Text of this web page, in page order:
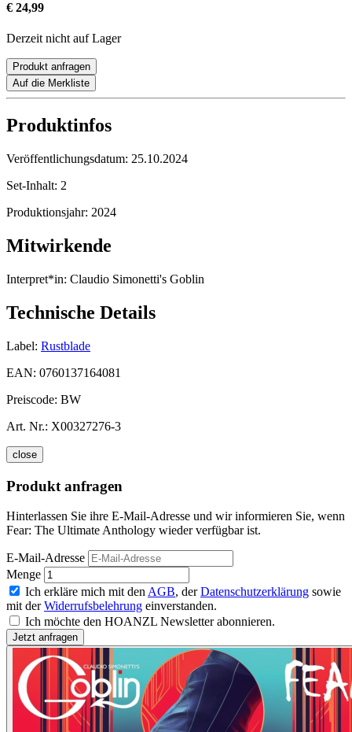
€ 24,99
Derzeit nicht auf Lager
Produkt anfragen
Auf die Merkliste
Produktinfos
Veröffentlichungsdatum: 25.10.2024
Set-Inhalt: 2
Produktionsjahr: 2024
Mitwirkende
Interpret*in: Claudio Simonetti's Goblin
Technische Details
Label: Rustblade
EAN: 0760137164081
Preiscode: BW
Art. Nr.: X00327276-3
close
Produkt anfragen
Hinterlassen Sie ihre E-Mail-Adresse und wir informieren Sie, wenn
Fear: The Ultimate Anthology wieder verfügbar ist.
E-Mail-Adresse
Menge
Ich erkläre mich mit den AGB, derDatenschutzerklärung sowie
mit derWiderrufsbelehrung einverstanden.
Ich möchte den HOANZL Newsletter abonnieren.